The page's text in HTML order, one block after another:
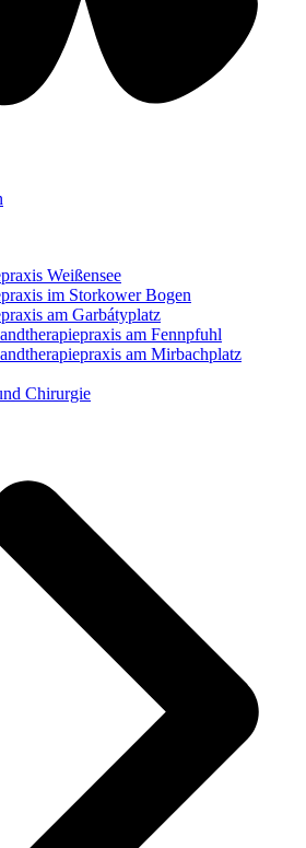
Weißensee
im Storkower Bogen
am Garbátyplatz
am Fennpfuhl
am Mirbachplatz
Chirurgie